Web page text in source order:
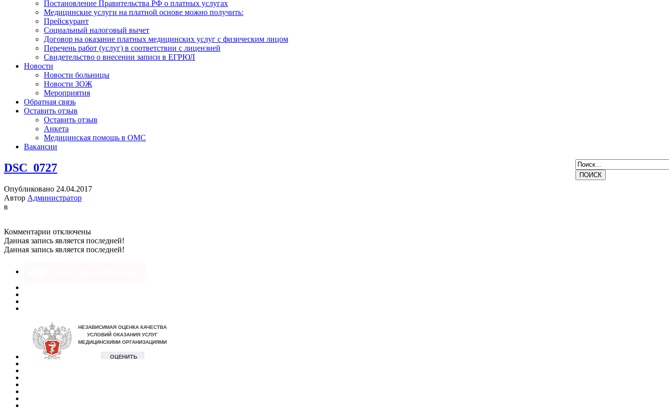
Постановление Правительства РФ о платных услугах
Медицинские услуги на платной основе можно получить:
Прейскурант
Социальный налоговый вычет
Договор на оказание платных медицинских услуг с физическим лицом
Перечень работ (услуг) в соответствии с лицензией
Свидетельство о внесении записи в ЕГРЮЛ
Новости
Новости больницы
Новости ЗОЖ
Мероприятия
Обратная связь
Оставить отзыв
Оставить отзыв
Анкета
Медицинская помощь в ОМС
Вакансии
DSC_0727
Опубликовано 24.04.2017
Автор Администратор
в
Комментарии к
записи
DSC_0727
отключены
Данная запись является последней!
Данная запись является последней!